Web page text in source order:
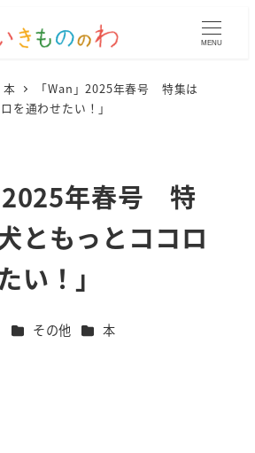
MENU
本
「Wan」2025年春号 特集は
を通わせたい！」
2025年春号 特
ともっとココロ
い！」
カテゴリー
その他 カテゴリー
本